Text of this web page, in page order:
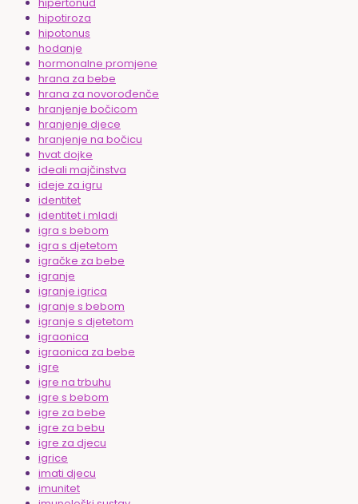
hipotiroza
hipotonus
hodanje
hormonalne promjene
hrana za bebe
hrana za novorođenče
hranjenje bočicom
hranjenje djece
hranjenje na bočicu
hvat dojke
ideali majčinstva
ideje za igru
identitet
identitet i mladi
igra s bebom
igra s djetetom
igračke za bebe
igranje
igranje igrica
igranje s bebom
igranje s djetetom
igraonica
igraonica za bebe
igre
igre na trbuhu
igre s bebom
igre za bebe
igre za bebu
igre za djecu
igrice
imati djecu
imunitet